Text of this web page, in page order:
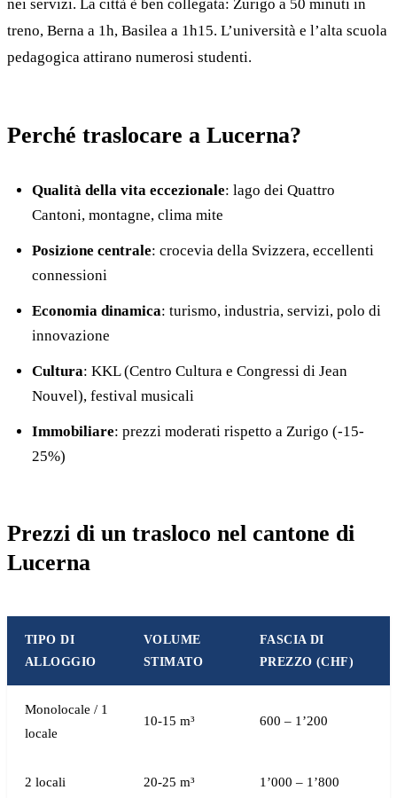
nei servizi. La città è ben collegata: Zurigo a 50 minuti in
treno, Berna a 1h, Basilea a 1h15. L’università e l’alta scuola
pedagogica attirano numerosi studenti.
Perché traslocare a Lucerna?
Qualità della vita eccezionale: lago dei Quattro
Cantoni, montagne, clima mite
Posizione centrale: crocevia della Svizzera, eccellenti
connessioni
Economia dinamica: turismo, industria, servizi, polo di
innovazione
Cultura: KKL (Centro Cultura e Congressi di Jean
Nouvel), festival musicali
Immobiliare: prezzi moderati rispetto a Zurigo (-15-
25%)
Prezzi di un trasloco nel cantone di
Lucerna
TIPO DI
ALLOGGIO
VOLUME
STIMATO
FASCIA DI
PREZZO (CHF)
Monolocale / 1
locale
10-15 m³ 600 – 1’200
2 locali 20-25 m³ 1’000 – 1’800